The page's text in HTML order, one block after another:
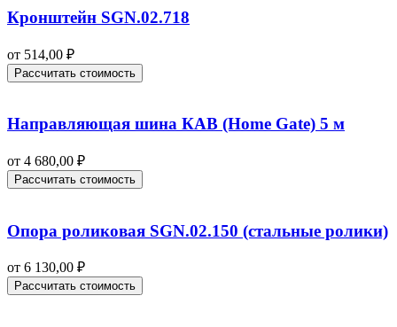
Кронштейн SGN.02.718
от 514,00 ₽
Рассчитать стоимость
Направляющая шина КАВ (Home Gate) 5 м
от 4 680,00 ₽
Рассчитать стоимость
Опора роликовая SGN.02.150 (стальные ролики)
от 6 130,00 ₽
Рассчитать стоимость